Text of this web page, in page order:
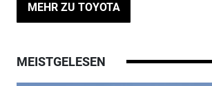
MEHR ZU TOYOTA
MEISTGELESEN